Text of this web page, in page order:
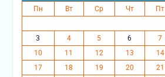
Пн Вт Ср Чт Пт
3
4 5 6 7
10
11 12 13 14
17
18 19 20 21